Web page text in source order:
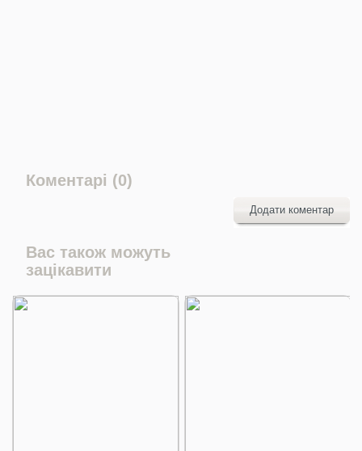
Коментарі (0)
Додати коментар
Вас також можуть
зацікавити